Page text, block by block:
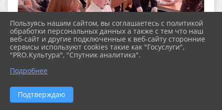
Пользуясь нашим сайтом, вы соглашаетесь с политикой
обработки персональных данных а также с тем что наш
веб-сайт и другие подключенные к веб-сайту сторонние
сервисы используют cookies такие как "Госуслуги",
"PRO.Культура", "Спутник аналитика".
Подробнее
Подтверждаю